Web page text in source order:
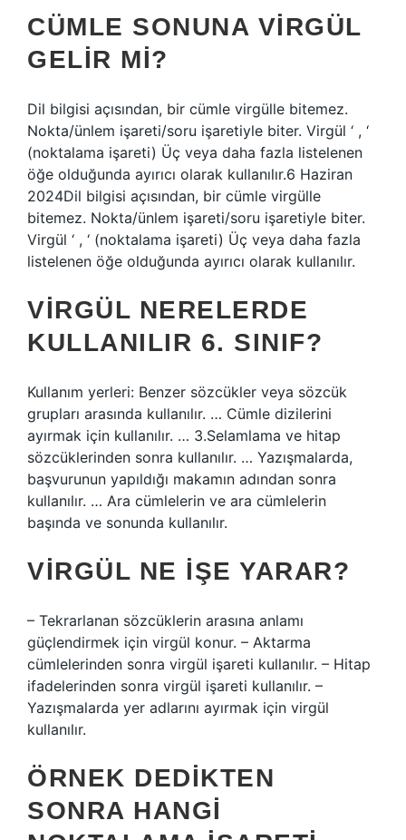
CÜMLE SONUNA VIRGÜL
GELIR MI?
Dil bilgisi açısından, bir cümle virgülle bitemez.
Nokta/ünlem işareti/soru işaretiyle biter. Virgül ‘ , ‘
(noktalama işareti) Üç veya daha fazla listelenen
öğe olduğunda ayırıcı olarak kullanılır.6 Haziran
2024Dil bilgisi açısından, bir cümle virgülle
bitemez. Nokta/ünlem işareti/soru işaretiyle biter.
Virgül ‘ , ‘ (noktalama işareti) Üç veya daha fazla
listelenen öğe olduğunda ayırıcı olarak kullanılır.
VIRGÜL NERELERDE
KULLANILIR 6. SINIF?
Kullanım yerleri: Benzer sözcükler veya sözcük
grupları arasında kullanılır. … Cümle dizilerini
ayırmak için kullanılır. … 3.Selamlama ve hitap
sözcüklerinden sonra kullanılır. … Yazışmalarda,
başvurunun yapıldığı makamın adından sonra
kullanılır. … Ara cümlelerin ve ara cümlelerin
başında ve sonunda kullanılır.
VIRGÜL NE IŞE YARAR?
– Tekrarlanan sözcüklerin arasına anlamı
güçlendirmek için virgül konur. – Aktarma
cümlelerinden sonra virgül işareti kullanılır. – Hitap
ifadelerinden sonra virgül işareti kullanılır. –
Yazışmalarda yer adlarını ayırmak için virgül
kullanılır.
ÖRNEK DEDIKTEN
SONRA HANGI